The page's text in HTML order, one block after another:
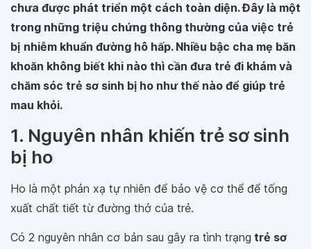
chưa được phát triển một cách toàn diện. Đây là một
trong những triệu chứng thông thường của việc trẻ
bị nhiễm khuẩn đường hô hấp. Nhiều bậc cha mẹ băn
khoăn không biết khi nào thì cần đưa trẻ đi khám và
chăm sóc trẻ sơ sinh bị ho như thế nào để giúp trẻ
mau khỏi.
1. Nguyên nhân khiến trẻ sơ sinh
bị ho
Ho là một phản xạ tự nhiên để bảo vệ cơ thể để tống
xuất chất tiết từ đường thở của trẻ.
Có 2 nguyên nhân cơ bản sau gây ra tình trạng trẻ sơ